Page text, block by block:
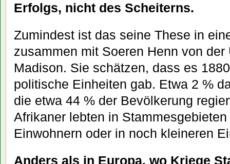
Erfolgs, nicht des Scheiterns.
Zumindest ist das seine These in
zusammen mit Soeren Henn von
Madison. Sie schätzen, dass es
politische Einheiten gab. Etwa 2 %
die etwa 44 % der Bevölkerung
Afrikaner lebten in
Einwohnern oder in noch kleineren
Anders als in Europa, wo Kriege